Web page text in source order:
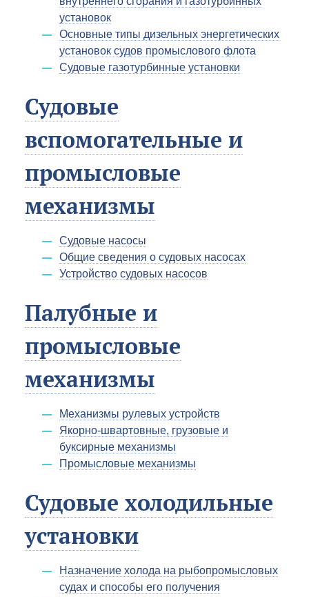
установок
Основные типы дизельных энергетических
установок судов промыслового флота
Судовые газотурбинные установки
Судовые
вспомогательные и
промысловые
механизмы
Судовые насосы
Общие сведения о судовых насосах
Устройство судовых насосов
Палубные и
промысловые
механизмы
Механизмы pyлевых устройств
Якорно-швартовные, грузовые и
буксирные механизмы
Промысловые механизмы
Судовые холодильные
установки
Назначение холода на рыбопромысловых
судах и способы его получения